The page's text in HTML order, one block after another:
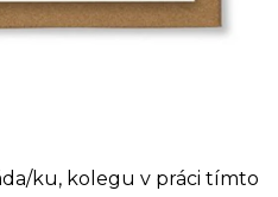
ku, kolegu v práci tímto